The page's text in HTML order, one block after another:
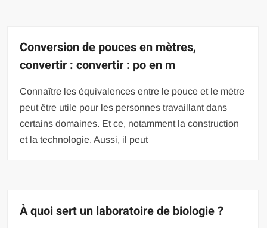
Conversion de pouces en mètres,
convertir : convertir : po en m
Connaître les équivalences entre le pouce et le mètre
peut être utile pour les personnes travaillant dans
certains domaines. Et ce, notamment la construction
et la technologie. Aussi, il peut
À quoi sert un laboratoire de biologie ?